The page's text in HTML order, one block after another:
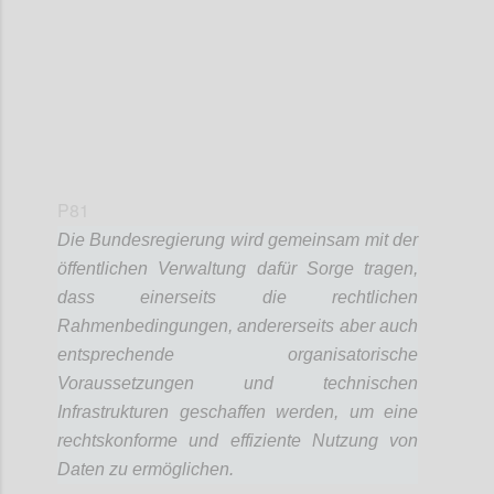
Die Bundesregierung wird gemeinsam mit der
öffentlichen Verwaltung dafür Sorge tragen,
dass einerseits die rechtlichen
Rahmenbedingungen, andererseits aber auch
entsprechende organisatorische
Voraussetzungen und technischen
Infrastrukturen geschaffen werden, um eine
rechtskonforme und effiziente Nutzung von
Daten zu ermöglichen.